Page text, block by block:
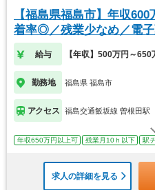
【福島県福島市】年収
着率◎／残業少なめ／電
給与 【年収】500万円～650
勤務地 福島県 福島市
アクセス 福島交通飯坂線 曽根田駅
年収650万円以上可 残業月10ｈ以下 駅
求人の詳細を見る